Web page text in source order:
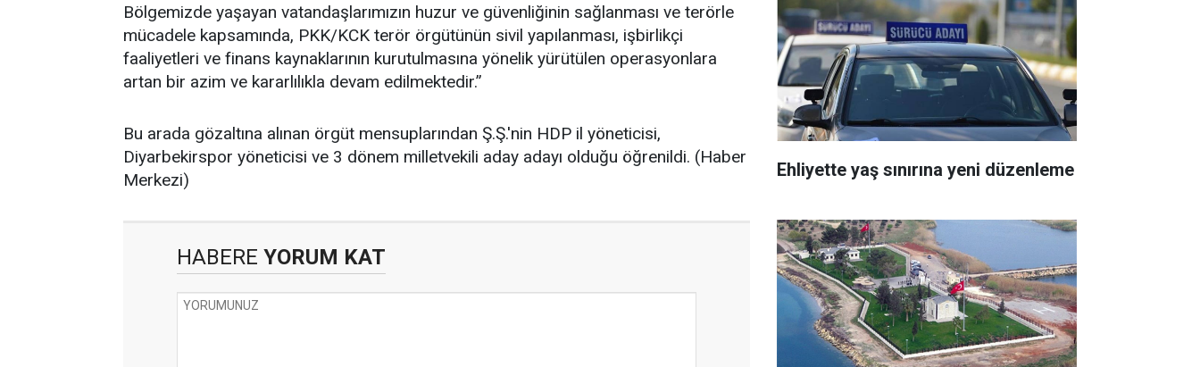
Bölgemizde yaşayan vatandaşlarımızın huzur ve güvenliğinin sağlanması ve terörle
mücadele kapsamında, PKK/KCK terör örgütünün sivil yapılanması, işbirlikçi
faaliyetleri ve finans kaynaklarının kurutulmasına yönelik yürütülen operasyonlara
artan bir azim ve kararlılıkla devam edilmektedir.”
Bu arada gözaltına alınan örgüt mensuplarından Ş.Ş.'nin HDP il yöneticisi,
Diyarbekirspor yöneticisi ve 3 dönem milletvekili aday adayı olduğu öğrenildi. (Haber
Merkezi)
HABERE YORUM KAT
Ehliyette yaş sınırına yeni düzenleme